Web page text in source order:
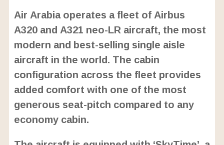
Air Arabia operates a fleet of Airbus
A320 and A321 neo-LR aircraft, the most
modern and best-selling single aisle
aircraft in the world. The cabin
configuration across the fleet provides
added comfort with one of the most
generous seat-pitch compared to any
economy cabin.